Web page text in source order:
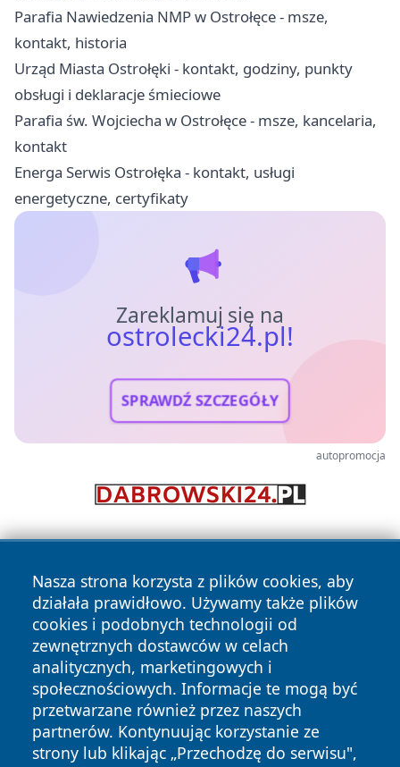
Parafia Nawiedzenia NMP w Ostrołęce - msze,
kontakt, historia
Urząd Miasta Ostrołęki - kontakt, godziny, punkty
obsługi i deklaracje śmieciowe
Parafia św. Wojciecha w Ostrołęce - msze, kancelaria,
kontakt
Energa Serwis Ostrołęka - kontakt, usługi
energetyczne, certyfikaty
Zareklamuj się na
ostrolecki24.pl!
SPRAWDŹ SZCZEGÓŁY
autopromocja
Nasza strona korzysta z plików cookies, aby
działała prawidłowo. Używamy także plików
cookies i podobnych technologii od
zewnętrznych dostawców w celach
analitycznych, marketingowych i
społecznościowych. Informacje te mogą być
przetwarzane również przez naszych
partnerów. Kontynuując korzystanie ze
strony lub klikając „Przechodzę do serwisu",
Copyright © 2026 ostrolecki24.pl Wszystkie prawa
zastrzeżone.
News Autorzy
Polityka
Prywatności
Polityka
Cookies